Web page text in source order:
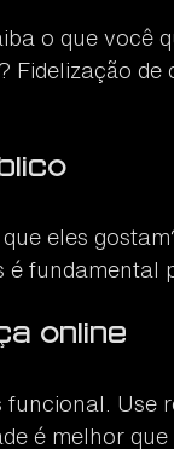
o que você
Fidelização
eles
é fundamental
online
funcional. Use
é melhor que